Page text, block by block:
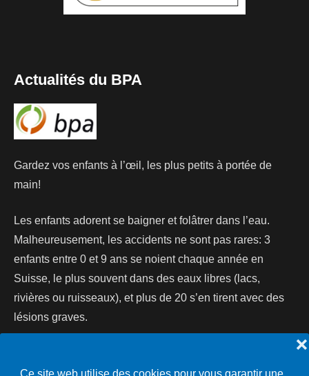
❌
Actualités du BPA
Gardez vos enfants à l’œil, les plus petits à portée de
main!
Les enfants adorent se baigner et folâtrer dans l’eau.
Malheureusement, les accidents ne sont pas rares: 3
enfants entre 0 et 9 ans se noient chaque année en
Suisse, le plus souvent dans des eaux libres (lacs,
rivières ou ruisseaux), et plus de 20 s’en tirent avec des
lésions graves.